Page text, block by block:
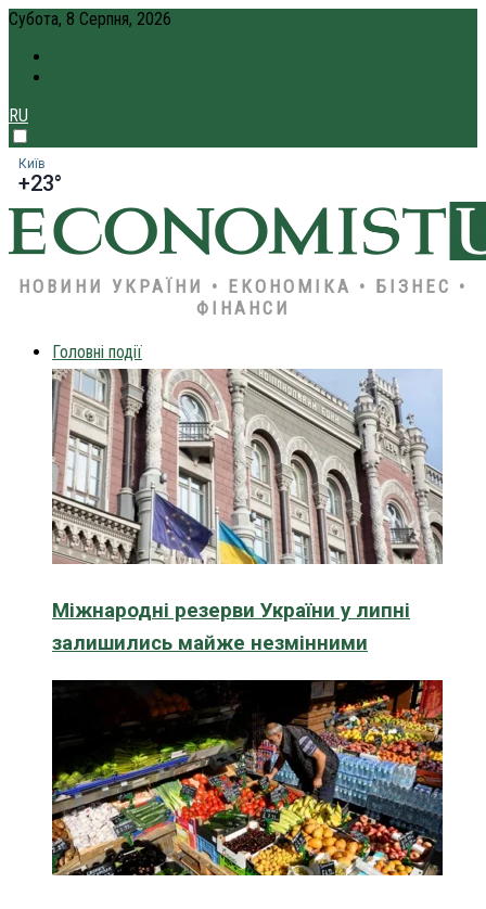
Субота, 8 Серпня, 2026
RU
Київ
+23°
НОВИНИ УКРАЇНИ • ЕКОНОМІКА • БІЗНЕС •
ФІНАНСИ
Головні події
Міжнародні резерви України у липні
залишились майже незмінними